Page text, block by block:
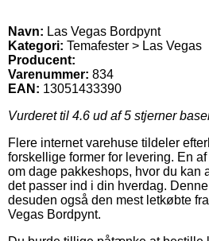
Navn: Las Vegas Bordpynt
Kategori: Temafester > Las Vegas
Producent:
Varenummer: 834
EAN: 13051433390
Vurderet til 4.6 ud af 5 stjerner
Flere internet varehuse tildeler
forskellige former for levering. En
om dage pakkeshops, hvor du kan
det passer ind i din hverdag.
desuden også den mest letkøbte
Vegas Bordpynt.